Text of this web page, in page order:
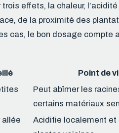
effets, la chaleur, l’acidité
de la proximité des
cas, le bon dosage compte
Point de
Peut abîmer les
certains matériaux
allée
Acidifie localement et